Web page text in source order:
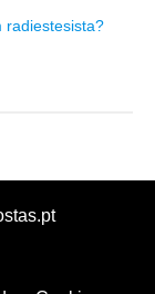
radiestesista?